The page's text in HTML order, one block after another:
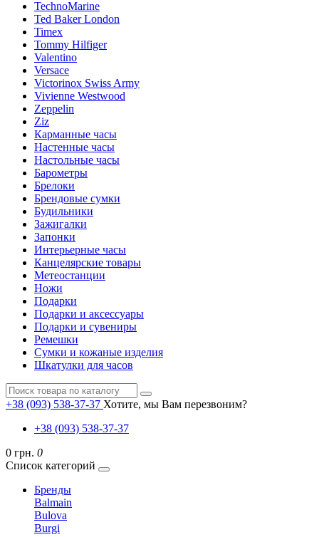
TechnoMarine
Ted Baker London
Timex
Tommy Hilfiger
Valentino
Versace
Victorinox Swiss Army
Vivienne Westwood
Zeppelin
Ziz
Карманные часы
Настенные часы
Настольные часы
Барометры
Брелоки
Брендовые сумки
Будильники
Зажигалки
Запонки
Интерьерные часы
Канцелярские товары
Метеостанции
Ножи
Подарки
Подарки и аксессуары
Подарки и сувениры
Ремешки
Сумки и кожаные изделия
Шкатулки для часов
+38 (093) 538-37-37 Хотите, мы Вам перезвоним?
+38 (093) 538-37-37
0 грн. 0
Список категорий
Бренды
Balmain
Bulova
Burgi